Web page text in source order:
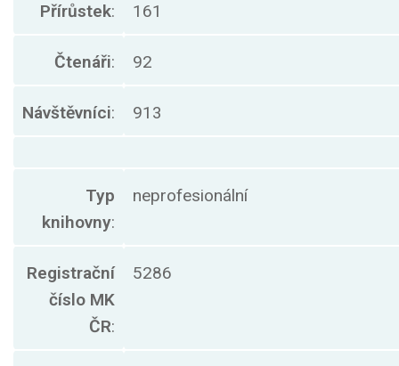
Přírůstek: 161
Čtenáři: 92
Návštěvníci: 913
Typ
knihovny:
neprofesionální
Registrační
číslo MK
ČR:
5286